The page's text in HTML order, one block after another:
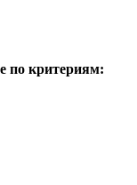
по критериям: